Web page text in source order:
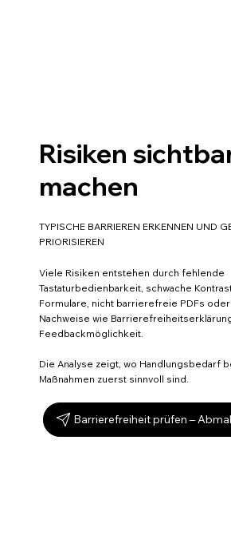
Risiken
machen
TYPISCHE BARRIEREN ERKENNEN UND
PRIORISIEREN
Viele Risiken entstehen durch fehlende
Tastaturbedienbarkeit, schwache
Formulare, nicht barrierefreie PDFs
Nachweise wie
Feedbackmöglichkeit.
Die Analyse zeigt, wo Handlungsbedarf
Maßnahmen zuerst sinnvoll sind.
Barrierefreiheit prüfen –